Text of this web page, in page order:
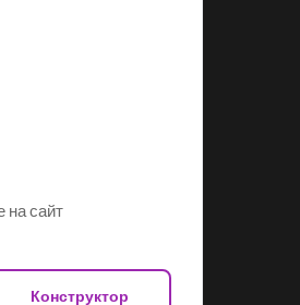
на сайт
Конструктор